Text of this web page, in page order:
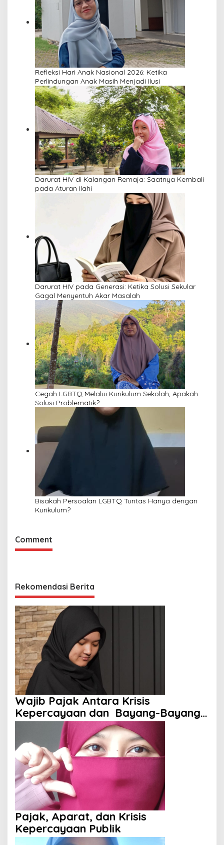
Refleksi Hari Anak Nasional 2026: Ketika
Perlindungan Anak Masih Menjadi Ilusi
Darurat HIV di Kalangan Remaja: Saatnya Kembali
pada Aturan Ilahi
Darurat HIV pada Generasi: Ketika Solusi Sekular
Gagal Menyentuh Akar Masalah
Cegah LGBTQ Melalui Kurikulum Sekolah, Apakah
Solusi Problematik?
Bisakah Persoalan LGBTQ Tuntas Hanya dengan
Kurikulum?
Comment
Rekomendasi Berita
Wajib Pajak Antara Krisis
Kepercayaan dan Bayang-Bayang
Aparat
Pajak, Aparat, dan Krisis
Kepercayaan Publik